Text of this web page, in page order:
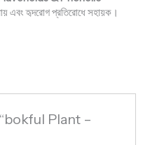
এবং হৃদরোগ প্রতিরোধে সহায়ক।
Plant –